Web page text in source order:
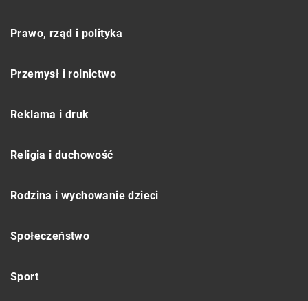
Prawo, rząd i polityka
Przemysł i rolnictwo
Reklama i druk
Religia i duchowość
Rodzina i wychowanie dzieci
Społeczeństwo
Sport